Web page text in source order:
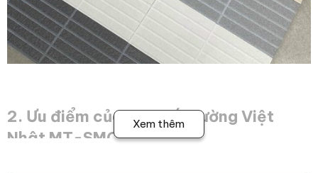
2. Ưu điểm của gạch ốp tường Việt
Nhật MT-SMC
Xem thêm